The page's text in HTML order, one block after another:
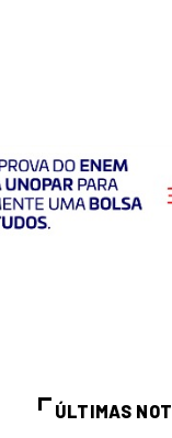
ÚLTIMAS